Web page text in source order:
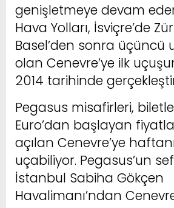
genişletmeye devam
Hava Yolları, İsviçre’de
Basel’den sonra üçüncü
olan Cenevre’ye ilk
2014 tarihinde
Pegasus misafirleri,
Euro’dan başlayan
açılan Cenevre’ye
uçabiliyor. Pegasus’un
İstanbul Sabiha Gökçen
Havalimanı’ndan